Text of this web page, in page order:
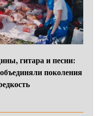
гитара и песни:
поколения